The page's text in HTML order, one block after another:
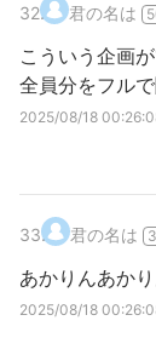
32. 君の名は
こういう企画
全員分をフル
2025/08/18
33. 君の名は
あかりんあか
2025/08/18